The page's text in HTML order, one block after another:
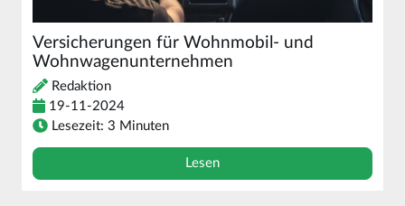
Versicherungen für Wohnmobil- und
Wohnwagenunternehmen
Redaktion
19-11-2024
Lesezeit: 3 Minuten
Lesen